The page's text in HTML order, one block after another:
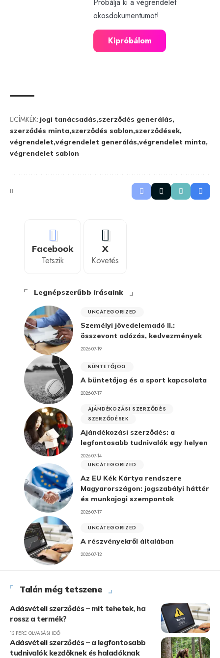
okosdokumentumot!
Kipróbálom
CÍMKÉK: jogi tanácsadás szerződés generálás
szerződés minta szerződés sablon szerződések
végrendelet végrendelet generálás végrendelet minta
végrendelet sablon
Facebook
Tetszik
X
Követés
Legnépszerűbb írásaink
UNCATEGORIZED
Személyi jövedelemadó II.:
összevont adózás, kedvezmények
2026-07-19
BÜNTETŐJOG
A büntetőjog és a sport kapcsolata
2026-07-17
AJÁNDÉKOZÁSI SZERZŐDÉS
SZERZŐDÉSEK
Ajándékozási szerződés: a
legfontosabb tudnivalók egy helyen
2026-07-14
UNCATEGORIZED
Az EU Kék Kártya rendszere
Magyarországon: jogszabályi háttér
és munkajogi szempontok
2026-07-17
UNCATEGORIZED
A részvényekről általában
2026-07-12
Talán még tetszene
Adásvételi szerződés – mit tehetek, ha
rossz a termék?
13 PERC OLVASÁSI IDŐ
Adásvételi szerződés – a legfontosabb
tudnivalók kezdőknek és haladóknak